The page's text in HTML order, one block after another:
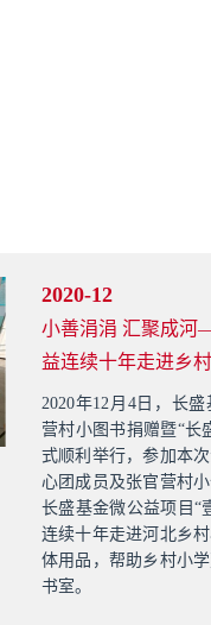
2020-12
小善涓涓 汇聚成
益连续十年走进乡
2020年12月4日，长
营村小图书捐赠暨“长
式顺利举行，参加本
心团成员及张官营村
长盛基金微公益项目“
连续十年走进河北乡
体用品，帮助乡村小
书室。